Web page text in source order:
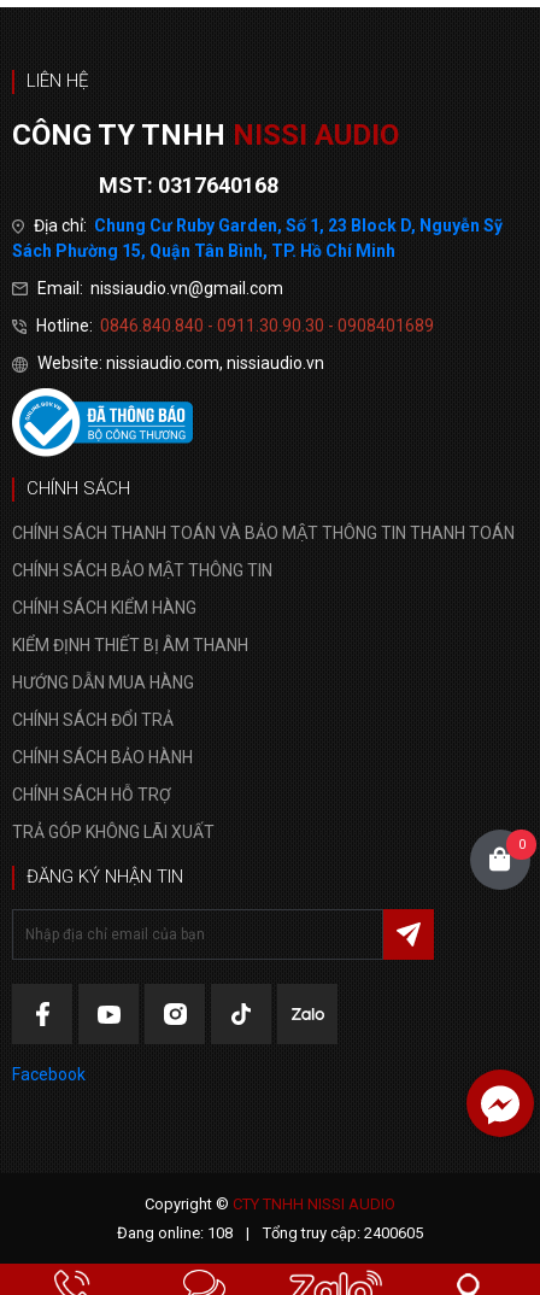
LIÊN HỆ
CÔNG TY TNHH NISSI AUDIO
MST: 0317640168
Địa chỉ: Chung Cư Ruby Garden, Số 1, 23 Block D, Nguyễn Sỹ
Sách Phường 15, Quận Tân Bình, TP. Hồ Chí Minh
Email: nissiaudio.vn@gmail.com
Hotline: 0846.840.840 - 0911.30.90.30 - 0908401689
Website: nissiaudio.com, nissiaudio.vn
CHÍNH SÁCH
CHÍNH SÁCH THANH TOÁN VÀ BẢO MẬT THÔNG TIN THANH TOÁN
CHÍNH SÁCH BẢO MẬT THÔNG TIN
CHÍNH SÁCH KIỂM HÀNG
KIỂM ĐỊNH THIẾT BỊ ÂM THANH
HƯỚNG DẪN MUA HÀNG
CHÍNH SÁCH ĐỔI TRẢ
CHÍNH SÁCH BẢO HÀNH
CHÍNH SÁCH HỖ TRỢ
TRẢ GÓP KHÔNG LÃI XUẤT
ĐĂNG KÝ NHẬN TIN
Facebook
Copyright © CTY TNHH NISSI AUDIO
Đang online: 108
| Tổng truy cập: 2400605
0